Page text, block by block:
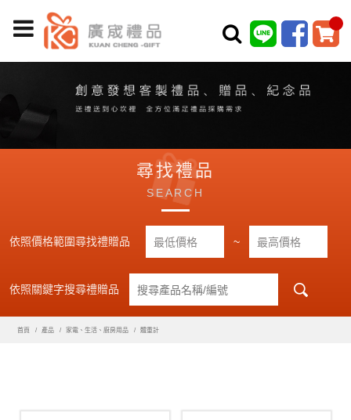
尋找禮品
SEARCH
依照價格範圍尋找禮贈品 ~
依照關鍵字搜尋禮贈品
首頁 產品 家電、生活、廚房用品 體重計